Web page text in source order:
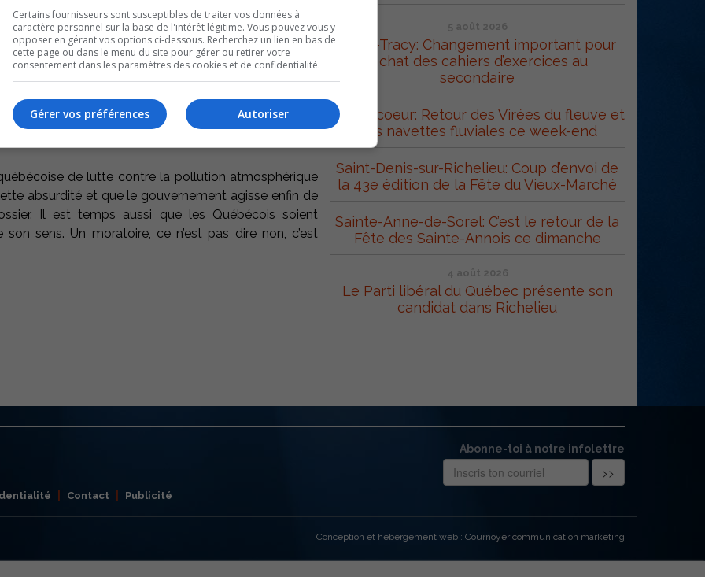
demandent un moratoire sur l’exploration et
réalisé entre le 20 et le 23 septembre et rendu
pensent que le gouvernement fait passer les
alors que seulement 4% des sondés jugent
population devant ceux de l’industrie. .
de lutte contre la pollution atmosphérique
absurdité et que le gouvernement agisse enfin de
Il est temps aussi que les Québécois soient
sens. Un moratoire, ce n’est pas dire non, c’est
5 août 2026
Sorel-Tracy: Changement important pour
l’achat des cahiers d’exercices au
secondaire
Contrecoeur: Retour des Virées du fleuve et
des navettes fluviales ce week-end
Saint-Denis-sur-Richelieu: Coup d’envoi de
la 43e édition de la Fête du Vieux-Marché
Sainte-Anne-de-Sorel: C’est le retour de la
Fête des Sainte-Annois ce dimanche
4 août 2026
Le Parti libéral du Québec présente son
candidat dans Richelieu
Abonne-toi à notre infolettre
Contact Publicité
Conception et hébergement web : Cournoyer communication marketing
Certains fournisseurs sont susceptibles de traiter vos données à
caractère personnel sur la base de l'intérêt légitime. Vous pouvez vous y
opposer en gérant vos options ci-dessous. Recherchez un lien en bas de
cette page ou dans le menu du site pour gérer ou retirer votre
consentement dans les paramètres des cookies et de confidentialité.
Autoriser
Gérer vos préférences